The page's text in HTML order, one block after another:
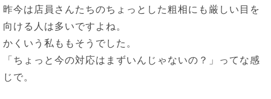
昨今は店員さんたちのちょっとした粗相にも厳しい目を
向ける人は多いですよね。
かくいう私ももそうでした。
「ちょっと今の対応はまずいんじゃないの？」ってな感
じで。